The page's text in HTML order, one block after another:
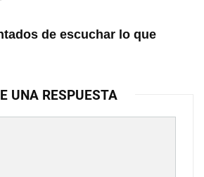
de escuchar lo que
UNA RESPUESTA